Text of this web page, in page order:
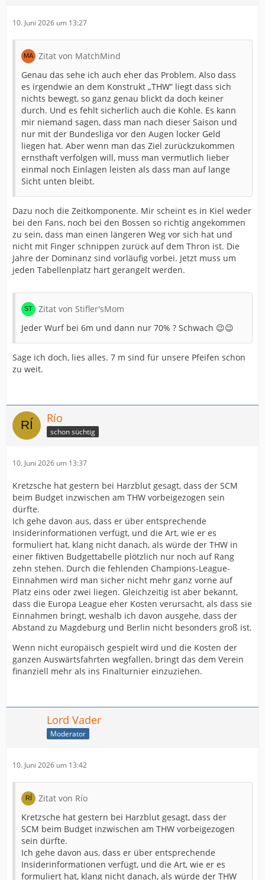
10. Juni 2026 um 13:27
Zitat von MatchMind
Genau das sehe ich auch eher das Problem. Also dass
es irgendwie an dem Konstrukt „THW“ liegt dass sich
nichts bewegt, so ganz genau blickt da doch keiner
durch. Und es fehlt sicherlich auch die Kohle. Es kann
mir niemand sagen, dass man nach dieser Saison und
nur mit der Bundesliga vor den Augen locker Geld
liegen hat. Aber wenn man das Ziel zurückzukommen
ernsthaft verfolgen will, muss man vermutlich lieber
einmal noch Einlagen leisten als dass man auf lange
Sicht unten bleibt.
Dazu noch die Zeitkomponente. Mir scheint es in Kiel weder
bei den Fans, noch bei den Bossen so richtig angekommen
zu sein, dass man einen längeren Weg vor sich hat und
nicht mit Finger schnippen zurück auf dem Thron ist. Die
Jahre der Dominanz sind vorläufig vorbei. Jetzt muss um
jeden Tabellenplatz hart gerangelt werden.
Zitat von Stifler'sMom
Jeder Wurf bei 6m und dann nur 70% ? Schwach 😉😉
Sage ich doch, lies alles. 7 m sind für unsere Pfeifen schon
zu weit.
Río
schon süchtig
10. Juni 2026 um 13:37
Kretzsche hat gestern bei Harzblut gesagt, dass der SCM
beim Budget inzwischen am THW vorbeigezogen sein
dürfte.
Ich gehe davon aus, dass er über entsprechende
Insiderinformationen verfügt, und die Art, wie er es
formuliert hat, klang nicht danach, als würde der THW in
einer fiktiven Budgettabelle plötzlich nur noch auf Rang
zehn stehen. Durch die fehlenden Champions-League-
Einnahmen wird man sicher nicht mehr ganz vorne auf
Platz eins oder zwei liegen. Gleichzeitig ist aber bekannt,
dass die Europa League eher Kosten verursacht, als dass sie
Einnahmen bringt, weshalb ich davon ausgehe, dass der
Abstand zu Magdeburg und Berlin nicht besonders groß ist.
Wenn nicht europäisch gespielt wird und die Kosten der
ganzen Auswärtsfahrten wegfallen, bringt das dem Verein
finanziell mehr als ins Finalturnier einzuziehen.
Lord Vader
Moderator
10. Juni 2026 um 13:42
Zitat von Río
Kretzsche hat gestern bei Harzblut gesagt, dass der
SCM beim Budget inzwischen am THW vorbeigezogen
sein dürfte.
Ich gehe davon aus, dass er über entsprechende
Insiderinformationen verfügt, und die Art, wie er es
formuliert hat, klang nicht danach, als würde der THW